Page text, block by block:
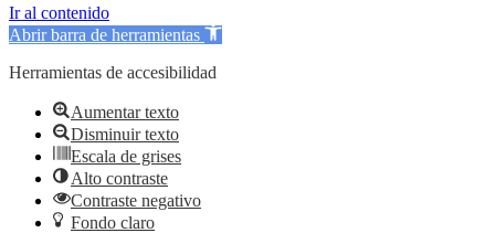
Ir al contenido
Abrir barra de herramientas
Herramientas de accesibilidad
Aumentar texto
Disminuir texto
Escala de grises
Alto contraste
Contraste negativo
Fondo claro